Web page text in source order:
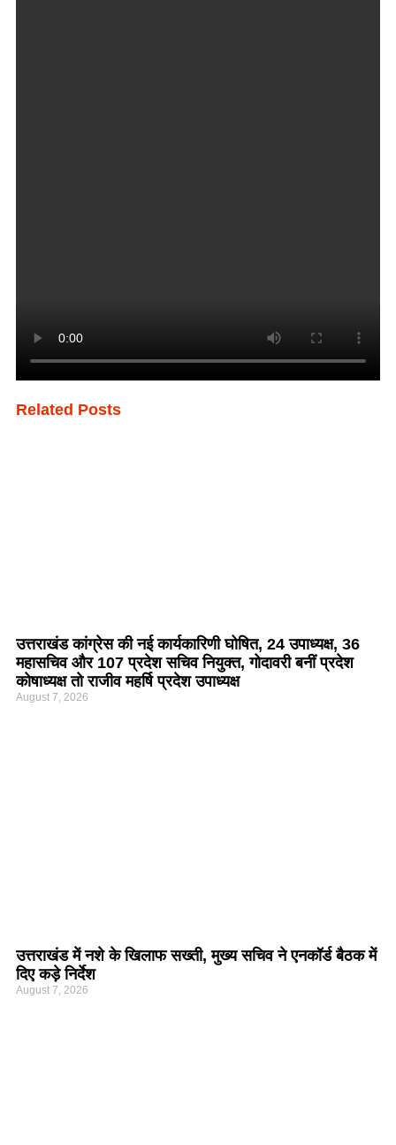
Related Posts
उत्तराखंड कांग्रेस की नई कार्यकारिणी घोषित, 24 उपाध्यक्ष, 36
महासचिव और 107 प्रदेश सचिव नियुक्त, गोदावरी बनीं प्रदेश
कोषाध्यक्ष तो राजीव महर्षि प्रदेश उपाध्यक्ष
August 7, 2026
उत्तराखंड में नशे के खिलाफ सख्ती, मुख्य सचिव ने एनकॉर्ड बैठक में
दिए कड़े निर्देश
August 7, 2026